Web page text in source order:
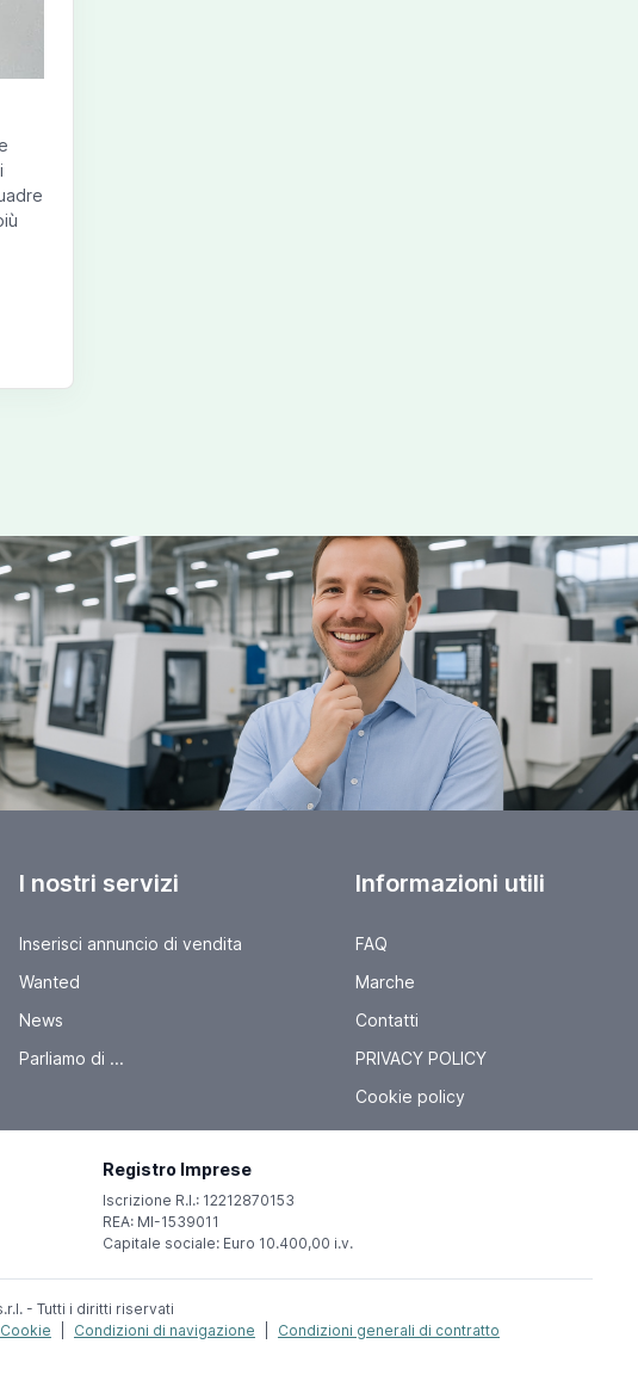
I nostri servizi
Inserisci annuncio di vendita
Wanted
News
Parliamo di ...
Informazioni utili
FAQ
Marche
Contatti
PRIVACY POLICY
Cookie policy
Registro Imprese
Iscrizione R.I.: 12212870153
REA: MI-1539011
Capitale sociale: Euro 10.400,00 i.v.
- Tutti i diritti riservati
Condizioni di navigazione Condizioni generali di contratto